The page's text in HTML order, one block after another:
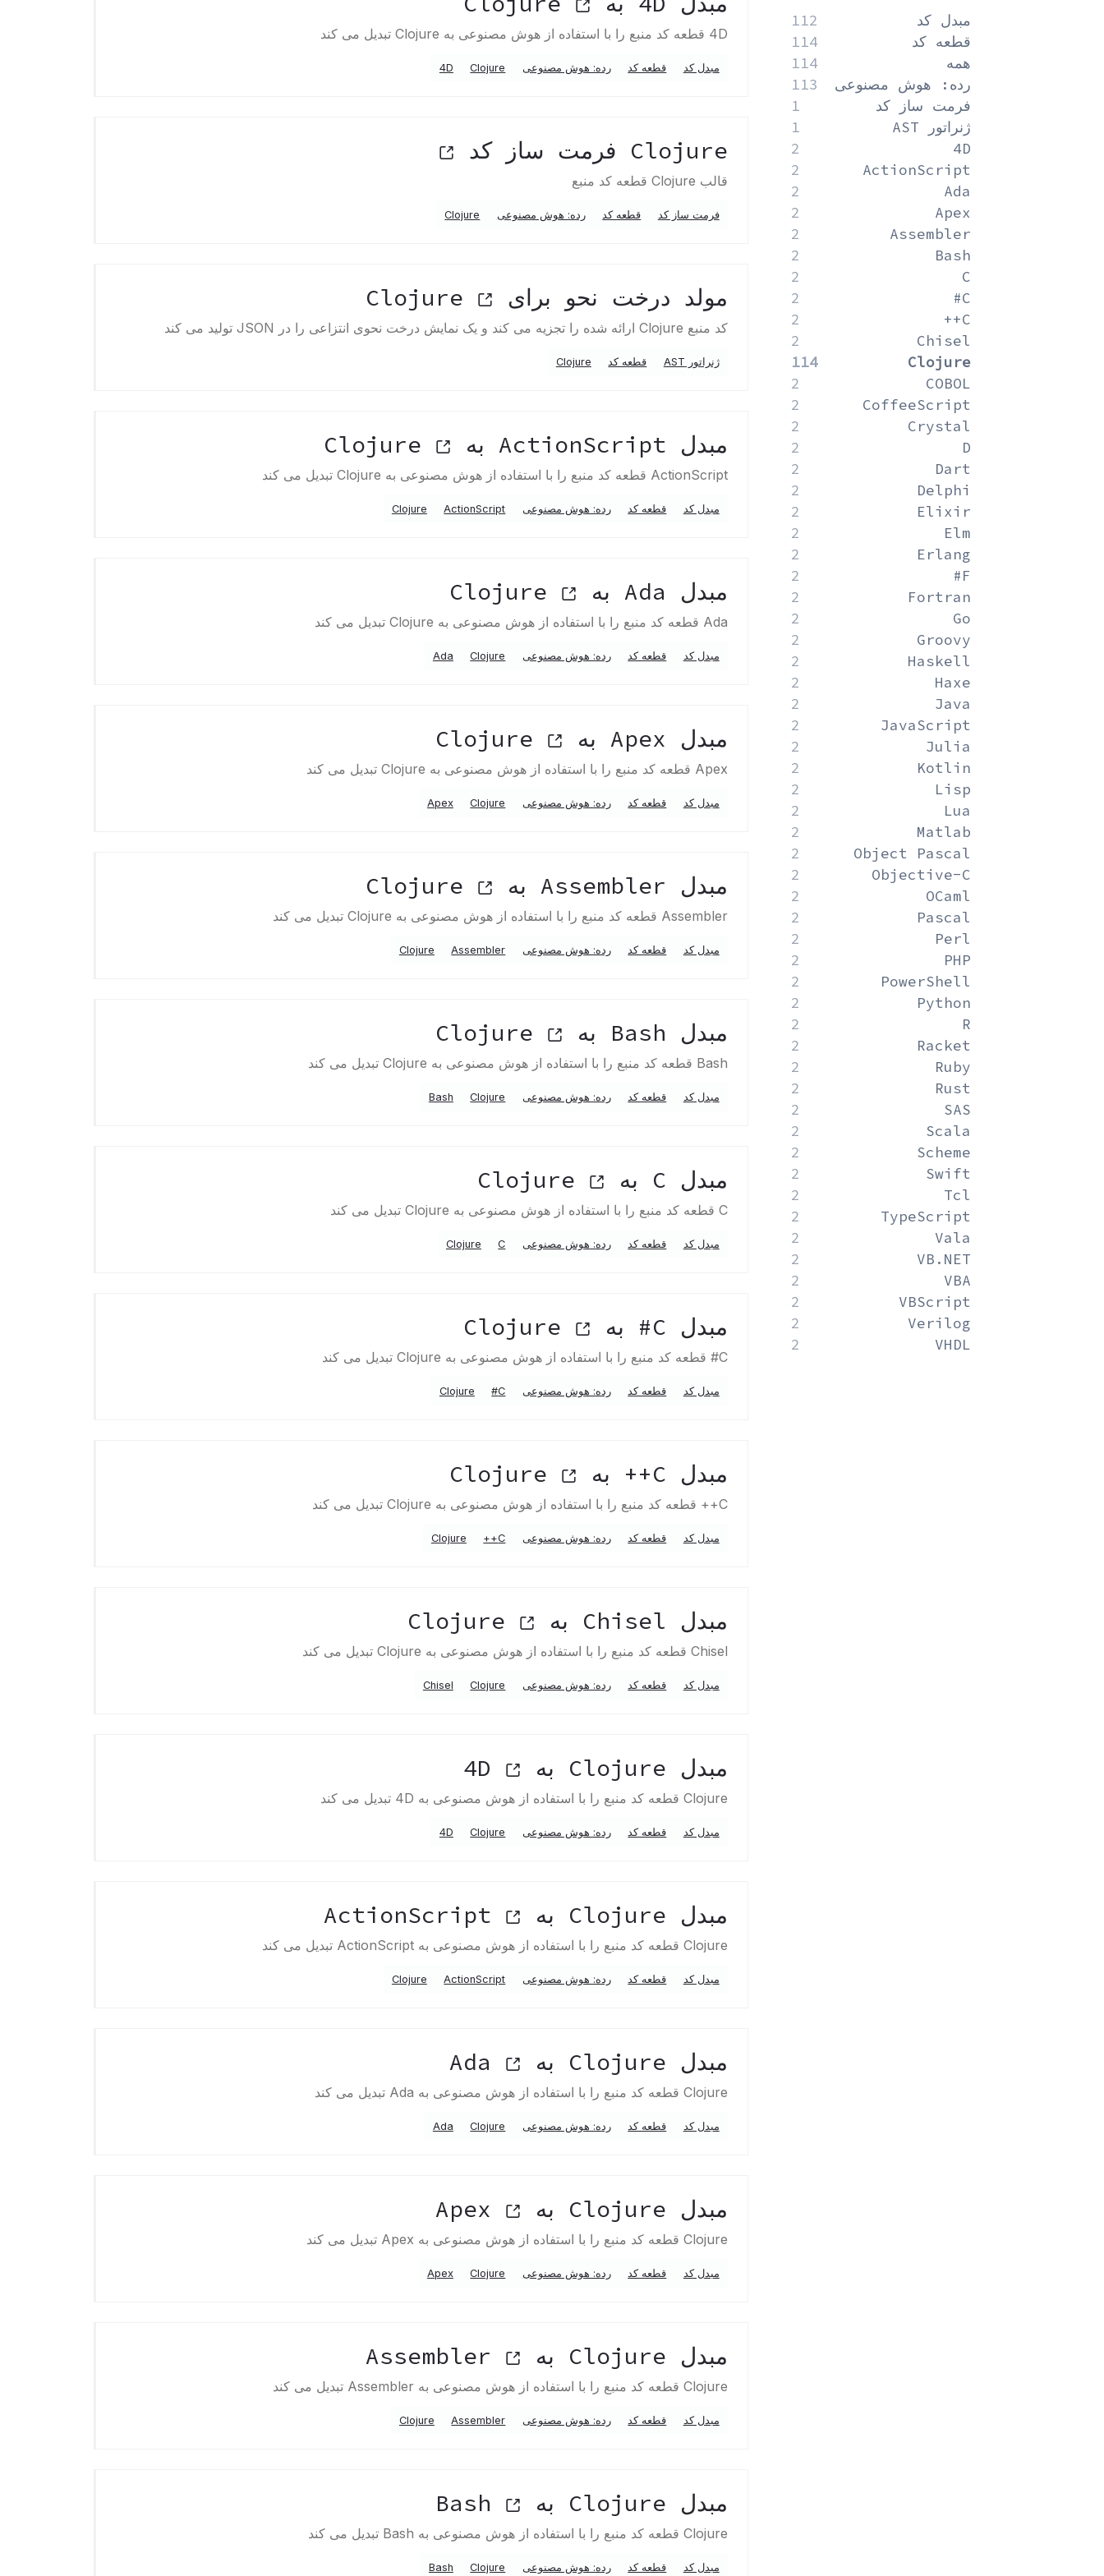
مبدل کد
112
قطعه کد
114
همه
114
رده: هوش مصنوعی
113
فرمت ساز کد
1
ژنراتور AST
1
4D
2
ActionScript
2
Ada
2
Apex
2
Assembler
2
Bash
2
C
2
C#
2
C++
2
Chisel
2
Clojure
114
COBOL
2
CoffeeScript
2
Crystal
2
D
2
Dart
2
Delphi
2
Elixir
2
Elm
2
Erlang
2
F#
2
Fortran
2
Go
2
Groovy
2
Haskell
2
Haxe
2
Java
2
JavaScript
2
Julia
2
Kotlin
2
Lisp
2
Lua
2
Matlab
2
Object Pascal
2
Objective-C
2
OCaml
2
Pascal
2
Perl
2
PHP
2
PowerShell
2
Python
2
R
2
Racket
2
Ruby
2
Rust
2
SAS
2
Scala
2
Scheme
2
Swift
2
Tcl
2
TypeScript
2
Vala
2
VB.NET
2
VBA
2
VBScript
2
Verilog
2
VHDL
2
4D قطعه کد منبع را با استفاده از هوش مصنوعی به Clojure تبدیل می کند
مبدل کد قطعه کد رده: هوش مصنوعی Clojure
4D
Clojure فرمت ساز کد
قالب Clojure قطعه کد منبع
فرمت ساز کد قطعه کد رده: هوش مصنوعی Clojure
مولد درخت نحو برای Clojure
کد منبع Clojure ارائه شده را تجزیه می کند و یک نمایش درخت نحوی انتزاعی را در JSON تولید می کند
ژنراتور AST قطعه کد Clojure
مبدل ActionScript به Clojure
ActionScript قطعه کد منبع را با استفاده از هوش مصنوعی به Clojure تبدیل می کند
مبدل کد قطعه کد رده: هوش مصنوعی ActionScript
Clojure
مبدل Ada به Clojure
Ada قطعه کد منبع را با استفاده از هوش مصنوعی به Clojure تبدیل می کند
مبدل کد قطعه کد رده: هوش مصنوعی Clojure
Ada
مبدل Apex به Clojure
Apex قطعه کد منبع را با استفاده از هوش مصنوعی به Clojure تبدیل می کند
مبدل کد قطعه کد رده: هوش مصنوعی Clojure
Apex
مبدل Assembler به Clojure
Assembler قطعه کد منبع را با استفاده از هوش مصنوعی به Clojure تبدیل می کند
مبدل کد قطعه کد رده: هوش مصنوعی Assembler
Clojure
مبدل Bash به Clojure
Bash قطعه کد منبع را با استفاده از هوش مصنوعی به Clojure تبدیل می کند
مبدل کد قطعه کد رده: هوش مصنوعی Clojure
Bash
مبدل C به Clojure
C قطعه کد منبع را با استفاده از هوش مصنوعی به Clojure تبدیل می کند
مبدل کد قطعه کد رده: هوش مصنوعی C
Clojure
مبدل C# به Clojure
C# قطعه کد منبع را با استفاده از هوش مصنوعی به Clojure تبدیل می کند
مبدل کد قطعه کد رده: هوش مصنوعی C#
Clojure
مبدل C++ به Clojure
C++ قطعه کد منبع را با استفاده از هوش مصنوعی به Clojure تبدیل می کند
مبدل کد قطعه کد رده: هوش مصنوعی C++
Clojure
مبدل Chisel به Clojure
Chisel قطعه کد منبع را با استفاده از هوش مصنوعی به Clojure تبدیل می کند
مبدل کد قطعه کد رده: هوش مصنوعی Clojure
Chisel
مبدل Clojure به 4D
Clojure قطعه کد منبع را با استفاده از هوش مصنوعی به 4D تبدیل می کند
مبدل کد قطعه کد رده: هوش مصنوعی Clojure
4D
مبدل Clojure به ActionScript
Clojure قطعه کد منبع را با استفاده از هوش مصنوعی به ActionScript تبدیل می کند
مبدل کد قطعه کد رده: هوش مصنوعی ActionScript
Clojure
مبدل Clojure به Ada
Clojure قطعه کد منبع را با استفاده از هوش مصنوعی به Ada تبدیل می کند
مبدل کد قطعه کد رده: هوش مصنوعی Clojure
Ada
مبدل Clojure به Apex
Clojure قطعه کد منبع را با استفاده از هوش مصنوعی به Apex تبدیل می کند
مبدل کد قطعه کد رده: هوش مصنوعی Clojure
Apex
مبدل Clojure به Assembler
Clojure قطعه کد منبع را با استفاده از هوش مصنوعی به Assembler تبدیل می کند
مبدل کد قطعه کد رده: هوش مصنوعی Assembler
Clojure
مبدل Clojure به Bash
Clojure قطعه کد منبع را با استفاده از هوش مصنوعی به Bash تبدیل می کند
مبدل کد قطعه کد رده: هوش مصنوعی Clojure
Bash